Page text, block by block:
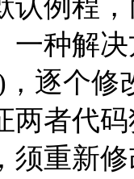
认例程
一种解
逐个修
两者代
须重新